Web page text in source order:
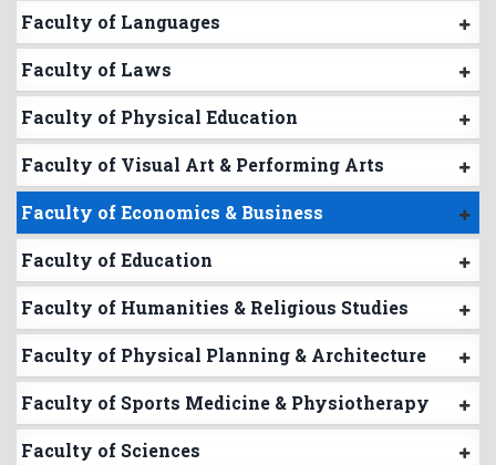
Faculty of Languages
Faculty of Laws
Faculty of Physical Education
Faculty of Visual Art & Performing Arts
Faculty of Economics & Business
Faculty of Education
Faculty of Humanities & Religious Studies
Faculty of Physical Planning & Architecture
Faculty of Sports Medicine & Physiotherapy
Faculty of Sciences